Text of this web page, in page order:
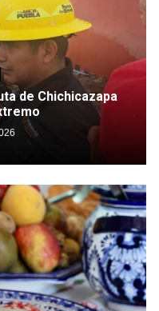
de Chichicazapa